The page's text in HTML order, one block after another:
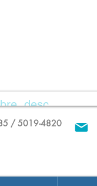
/ 5019-4820